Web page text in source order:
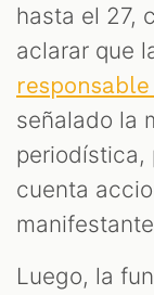
hasta el 27,
aclarar que
señalado la
periodística,
cuenta
Luego, la